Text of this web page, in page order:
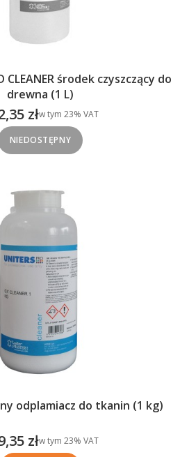
CLEANER środek czyszczący do
drewna (1 L)
brutto
złw tym %s VAT
w tym 23% VAT
NIEDOSTĘPNY
odplamiacz do tkanin (1 kg)
brutto
złw tym %s VAT
w tym 23% VAT